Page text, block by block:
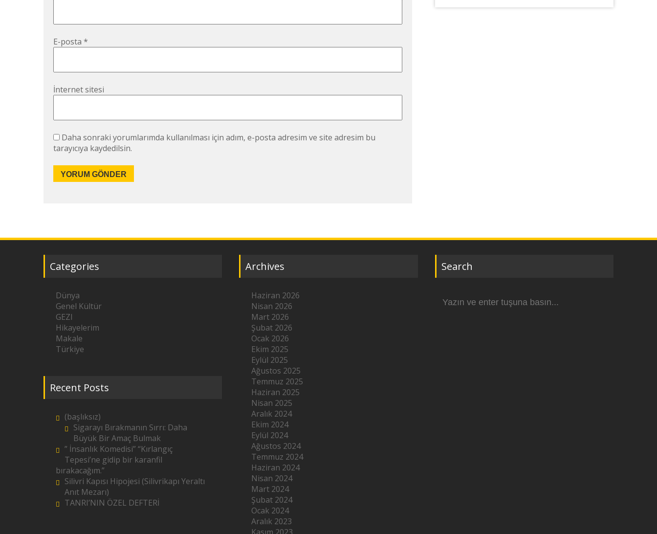
E-posta *
İnternet sitesi
Daha sonraki yorumlarımda kullanılması için adım, e-posta adresim ve site adresim bu
tarayıcıya kaydedilsin.
Categories
Dünya
Genel Kültür
GEZI
Hikayelerim
Makale
Türkiye
Recent Posts
(başlıksız)
Sigarayı Bırakmanın Sırrı: Daha
Büyük Bir Amaç Bulmak
” İnsanlık Komedisi” “Kırlangıç
Tepesi’ne gidip bir karanfil
bırakacağım.”
Silivri Kapısı Hipojesi (Silivrikapı Yeraltı
Anıt Mezarı)
TANRI’NIN ÖZEL DEFTERİ
Archives
Haziran 2026
Nisan 2026
Mart 2026
Şubat 2026
Ocak 2026
Ekim 2025
Eylül 2025
Ağustos 2025
Temmuz 2025
Haziran 2025
Nisan 2025
Aralık 2024
Ekim 2024
Eylül 2024
Ağustos 2024
Temmuz 2024
Haziran 2024
Nisan 2024
Mart 2024
Şubat 2024
Ocak 2024
Aralık 2023
Search
yap: